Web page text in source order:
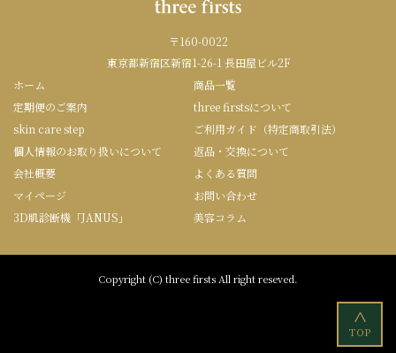
〒160-0022
東京都新宿区新宿1-26-1 長田屋ビル2F
ホーム
商品一覧
定期便のご案内
three firstsについて
skin care step
ご利用ガイド（特定商取引法）
個人情報のお取り扱いについて
返品・交換について
会社概要
よくある質問
マイページ
お問い合わせ
3D肌診断機「JANUS」
美容コラム
Copyright (C) three firsts All right reseved.
<
TOP